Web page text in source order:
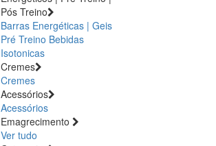
Pós Treino
Barras Energéticas | Geis
Pré Treino Bebidas
Isotonicas
Cremes
Cremes
Acessórios
Acessórios
Emagrecimento
Ver tudo